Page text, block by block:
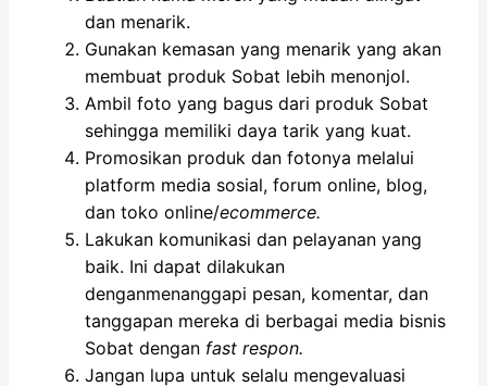
dan menarik.
Gunakan kemasan yang menarik yang akan
membuat produk Sobat lebih menonjol.
Ambil foto yang bagus dari produk Sobat
sehingga memiliki daya tarik yang kuat.
Promosikan produk dan fotonya melalui
platform media sosial, forum online, blog,
dan toko online/ecommerce.
Lakukan komunikasi dan pelayanan yang
baik. Ini dapat dilakukan
denganmenanggapi pesan, komentar, dan
tanggapan mereka di berbagai media bisnis
Sobat dengan fast respon.
Jangan lupa untuk selalu mengevaluasi